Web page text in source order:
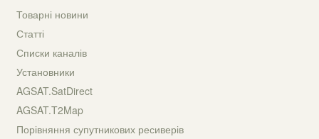
Товарні новини
Статті
Списки каналів
Установники
AGSAT.SatDirect
AGSAT.T2Map
Порівняння супутникових ресиверів